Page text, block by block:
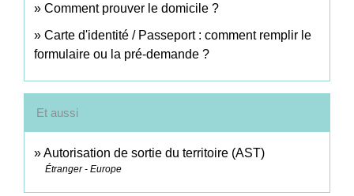
Comment prouver le domicile ?
Carte d'identité / Passeport : comment remplir le
formulaire ou la pré-demande ?
Et aussi
Autorisation de sortie du territoire (AST)
Étranger - Europe